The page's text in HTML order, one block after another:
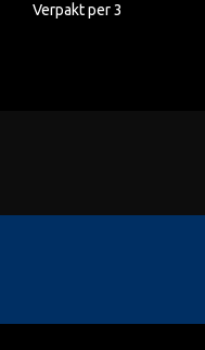
Verpakt per 3